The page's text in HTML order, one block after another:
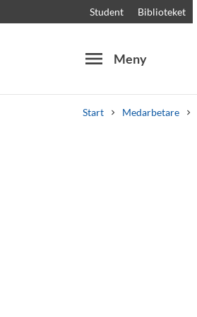
Student Biblioteket
menu Meny
Start Medarbetare